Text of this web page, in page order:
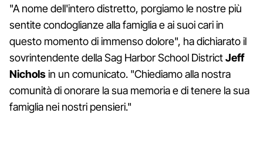
"A nome dell'intero distretto, porgiamo le nostre più
sentite condoglianze alla famiglia e ai suoi cari in
questo momento di immenso dolore", ha dichiarato il
sovrintendente della Sag Harbor School DistrictJeff
Nicholsin un comunicato. "Chiediamo alla nostra
comunità di onorare la sua memoria e di tenere la sua
famiglia nei nostri pensieri."